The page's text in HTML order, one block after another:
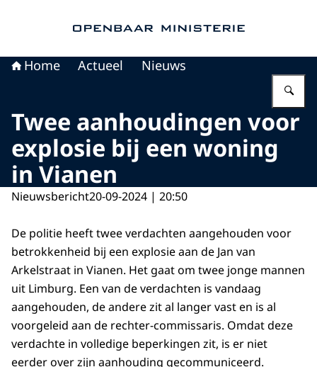
Home Actueel Nieuws
Twee aanhoudingen voor
explosie bij een woning
in Vianen
Nieuwsbericht20-09-2024 | 20:50
De politie heeft twee verdachten aangehouden voor
betrokkenheid bij een explosie aan de Jan van
Arkelstraat in Vianen. Het gaat om twee jonge mannen
uit Limburg. Een van de verdachten is vandaag
aangehouden, de andere zit al langer vast en is al
voorgeleid aan de rechter-commissaris. Omdat deze
verdachte in volledige beperkingen zit, is er niet
eerder over zijn aanhouding gecommuniceerd.